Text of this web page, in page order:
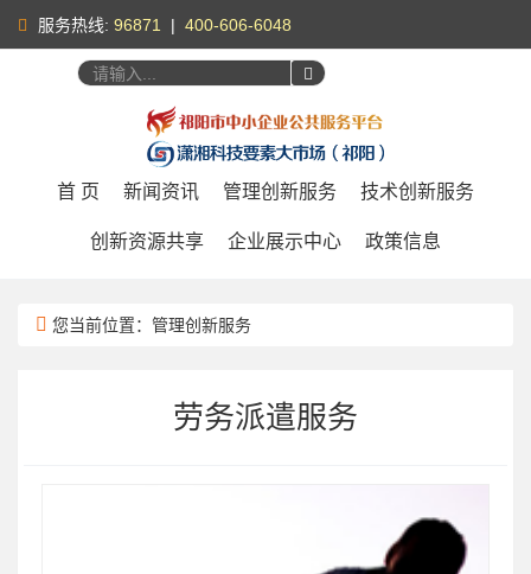
服务热线: 96871 | 400-606-6048
首 页 新闻资讯 管理创新服务 技术创新服务
创新资源共享 企业展示中心 政策信息
您当前位置：管理创新服务
劳务派遣服务